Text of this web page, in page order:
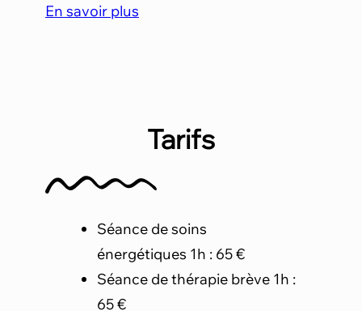
En savoir plus
Tarifs
Séance de soins
énergétiques 1h : 65 €
Séance de thérapie brève 1h :
65 €